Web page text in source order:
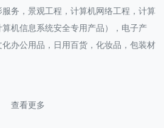
务，景观工程，计算机网络工程，计算
机信息系统安全专用产品），电子产
办公用品，日用百货，化妆品，包装材
查看更多